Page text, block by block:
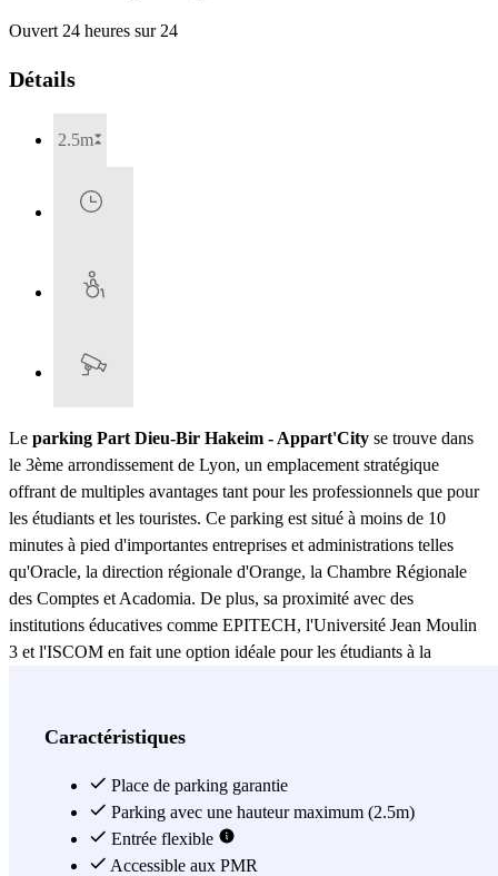
Ouvert 24 heures sur 24
Détails
2.5m
Le parking Part Dieu-Bir Hakeim - Appart'City se trouve dans
le 3ème arrondissement de Lyon, un emplacement stratégique
offrant de multiples avantages tant pour les professionnels que pour
les étudiants et les touristes. Ce parking est situé à moins de 10
minutes à pied d'importantes entreprises et administrations telles
qu'Oracle, la direction régionale d'Orange, la Chambre Régionale
des Comptes et Acadomia. De plus, sa proximité avec des
institutions éducatives comme EPITECH, l'Université Jean Moulin
3 et l'ISCOM en fait une option idéale pour les étudiants à la
Hakeim - Appart'City offre un emplacement privilégié. À seulement
prison de Montluc et le musée africain. Ces points d'intérêt culturel
sont facilement accessibles, permettant aux visiteurs de se garer
rapidement et de profiter de leur temps à explorer la riche histoire et
la culture de Lyon. Les passionnés de nature trouveront également
Caractéristiques
Place de parking garantie
Parking avec une hauteur maximum (2.5m)
Entrée flexible
Accessible aux PMR